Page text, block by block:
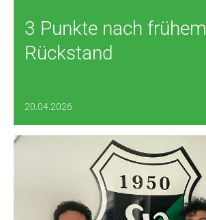
3 Punkte nach frühem
Rückstand
20.04.2026